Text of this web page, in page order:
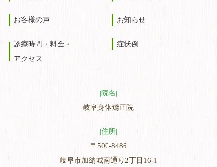
お客様の声
診療時間・料金・
アクセス
お知らせ
症状例
院名
岐阜身体矯正院
住所
〒500-8486
岐阜市加納城南通り2丁目16-1